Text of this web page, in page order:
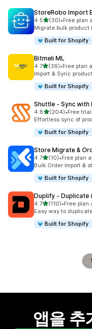
StoreRobo Import
4.5별 5개 중
(30)
총 리뷰 30개
•Free plan
Migrate bulk product
Built for Shopify
Bitmeli ML
4.7별 5개 중
(36)
총 리뷰 36개
•Free plan
Import & Sync
Built for Shopify
Shuttle ‑ Sync with
4.8별 5개 중
(204)
총 리뷰 204개
•Free
Effortless sync of
Built for Shopify
Store Migrate &
4.7별 5개 중
(10)
총 리뷰 10개
•Free plan
Bulk Order Import &
Built for Shopify
Duplify ‑ Duplicate
4.7별 5개 중
(110)
총 리뷰 110개
•Free plan
Easy way to
Built for Shopify
1
앱을 추